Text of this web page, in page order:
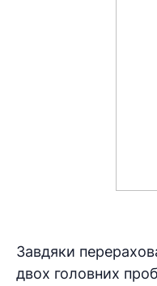
Завдяки
двох головних